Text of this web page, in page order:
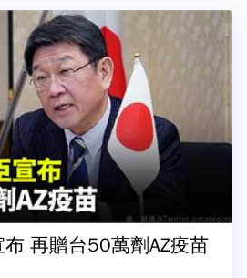
再贈台50萬劑AZ疫苗